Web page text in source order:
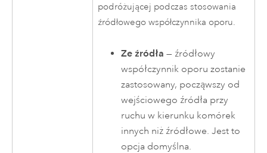
podróżującej podczas stosowania
źródłowego współczynnika oporu.
Ze źródła — źródłowy
współczynnik oporu zostanie
zastosowany, począwszy od
wejściowego źródła przy
ruchu w kierunku komórek
innych niż źródłowe. Jest to
opcja domyślna.